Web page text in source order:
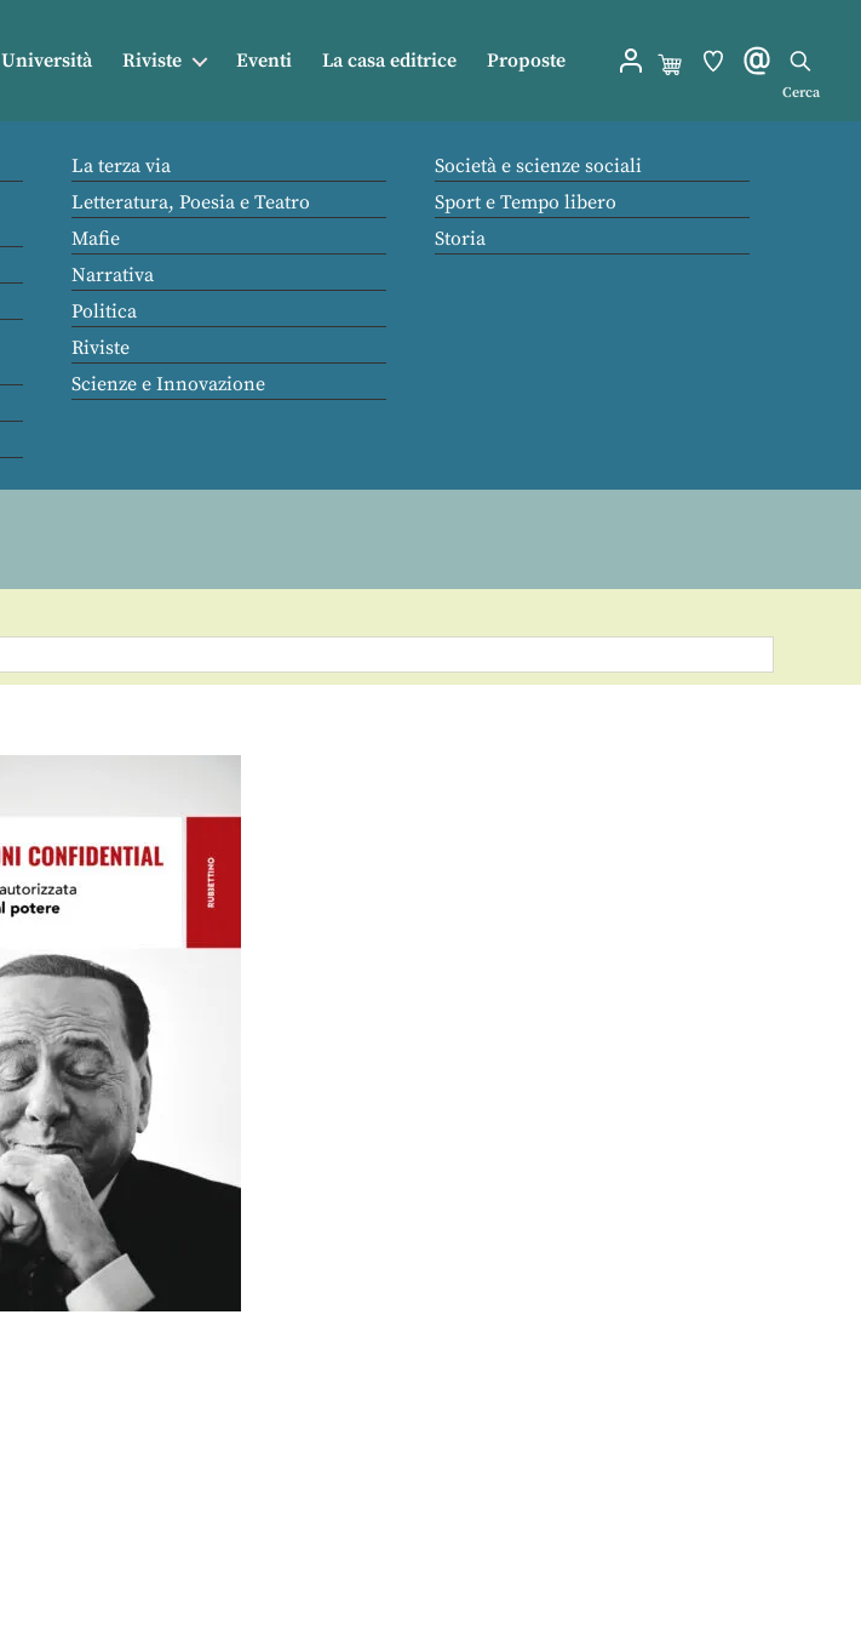
Università Riviste Eventi La casa editrice Proposte
Cerca
La terza via
Letteratura, Poesia e Teatro
Mafie
Narrativa
Politica
Riviste
Scienze e Innovazione
Società e scienze sociali
Sport e Tempo libero
Storia